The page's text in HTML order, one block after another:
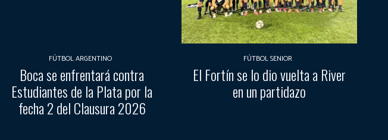
FÚTBOL ARGENTINO
Boca se enfrentará contra
Estudiantes de la Plata por la
fecha 2 del Clausura 2026
FÚTBOL SENIOR
El Fortín se lo dio vuelta a River
en un partidazo